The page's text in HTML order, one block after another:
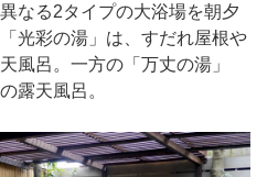
なる2タイプの大浴場を朝夕
光彩の湯」は、すだれ屋根や
風呂。一方の「万丈の湯」
露天風呂。